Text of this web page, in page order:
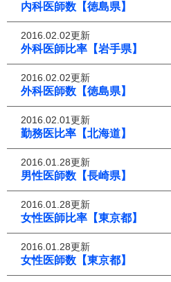
内科医師数【徳島県】
2016.02.02更新
外科医師比率【岩手県】
2016.02.02更新
外科医師数【徳島県】
2016.02.01更新
勤務医比率【北海道】
2016.01.28更新
男性医師数【長崎県】
2016.01.28更新
女性医師比率【東京都】
2016.01.28更新
女性医師数【東京都】